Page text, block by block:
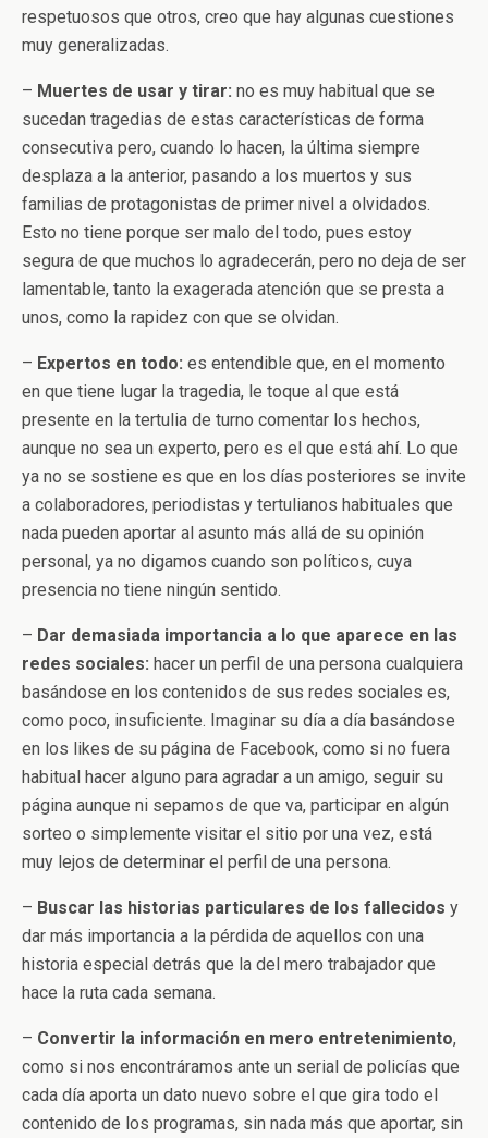
respetuosos que otros, creo que hay algunas cuestiones
muy generalizadas.
– Muertes de usar y tirar: no es muy habitual que se
sucedan tragedias de estas características de forma
consecutiva pero, cuando lo hacen, la última siempre
desplaza a la anterior, pasando a los muertos y sus
familias de protagonistas de primer nivel a olvidados.
Esto no tiene porque ser malo del todo, pues estoy
segura de que muchos lo agradecerán, pero no deja de ser
lamentable, tanto la exagerada atención que se presta a
unos, como la rapidez con que se olvidan.
– Expertos en todo: es entendible que, en el momento
en que tiene lugar la tragedia, le toque al que está
presente en la tertulia de turno comentar los hechos,
aunque no sea un experto, pero es el que está ahí. Lo que
ya no se sostiene es que en los días posteriores se invite
a colaboradores, periodistas y tertulianos habituales que
nada pueden aportar al asunto más allá de su opinión
personal, ya no digamos cuando son políticos, cuya
presencia no tiene ningún sentido.
– Dar demasiada importancia a lo que aparece en las
redes sociales: hacer un perfil de una persona cualquiera
basándose en los contenidos de sus redes sociales es,
como poco, insuficiente. Imaginar su día a día basándose
en los likes de su página de Facebook, como si no fuera
habitual hacer alguno para agradar a un amigo, seguir su
página aunque ni sepamos de que va, participar en algún
sorteo o simplemente visitar el sitio por una vez, está
muy lejos de determinar el perfil de una persona.
– Buscar las historias particulares de los fallecidos y
dar más importancia a la pérdida de aquellos con una
historia especial detrás que la del mero trabajador que
hace la ruta cada semana.
– Convertir la información en mero entretenimiento,
como si nos encontráramos ante un serial de policías que
cada día aporta un dato nuevo sobre el que gira todo el
contenido de los programas, sin nada más que aportar, sin